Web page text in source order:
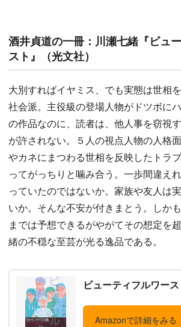
酒井貞道の一冊：川瀬七緒『ビュ
スト』（光文社）
大別すればイヤミス、でも実態は世相
社会派。主役級の登場人物がドツボに
の作品なのに、読者は、他人事を窃視
が許されない。５人の視点人物の人格
やカネにまつわる世相を反映したトラ
ってがっちりと噛み合う。一歩間違え
っていたのではないか。家族や友人は
いか。そんな不安が付きまとう。しか
までは予想できるがやがてその想定を
緒の不穏な至芸が光る逸品である。
ビューティフルワース
Amazonで詳細をみる